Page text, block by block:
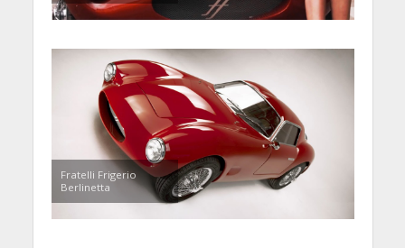
Fratelli Frigerio
Berlinetta